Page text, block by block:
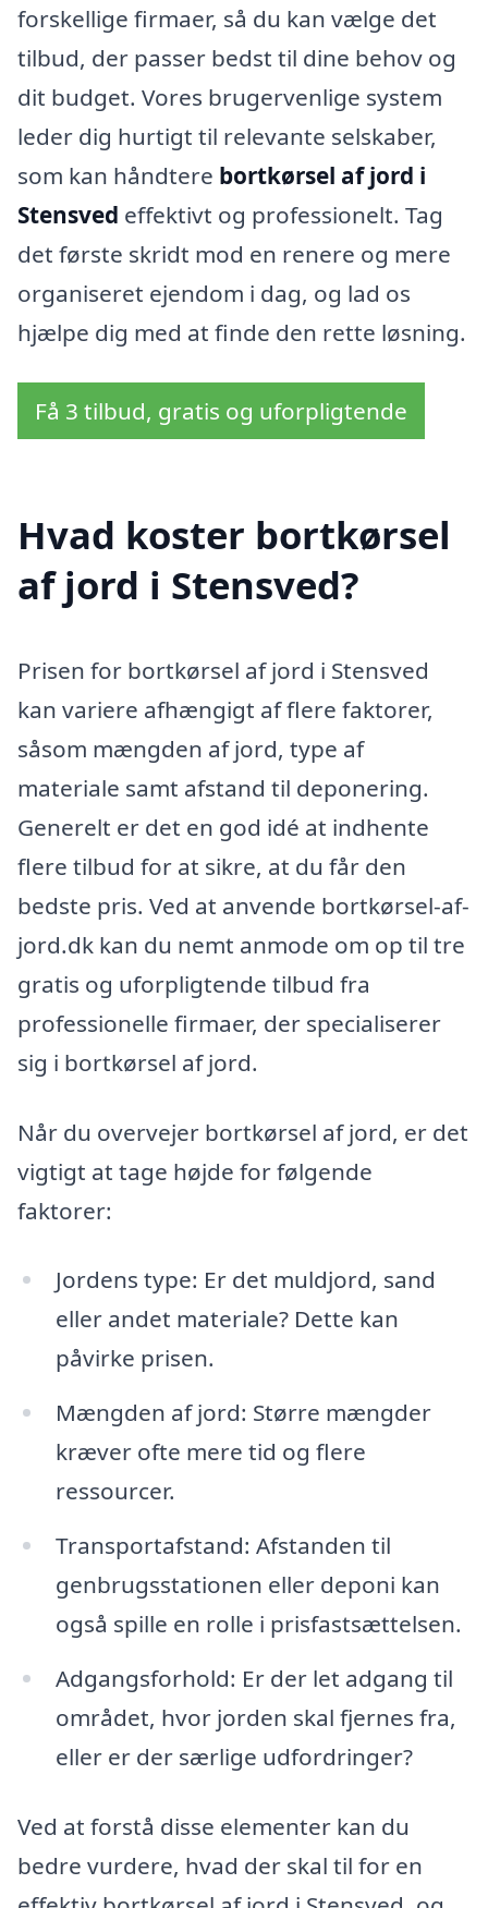
forskellige firmaer, så du kan vælge det
tilbud, der passer bedst til dine behov og
dit budget. Vores brugervenlige system
leder dig hurtigt til relevante selskaber,
som kan håndtere bortkørsel af jord i
Stensved effektivt og professionelt. Tag
det første skridt mod en renere og mere
organiseret ejendom i dag, og lad os
hjælpe dig med at finde den rette løsning.
Få 3 tilbud, gratis og uforpligtende
Hvad koster bortkørsel
af jord i Stensved?
Prisen for bortkørsel af jord i Stensved
kan variere afhængigt af flere faktorer,
såsom mængden af jord, type af
materiale samt afstand til deponering.
Generelt er det en god idé at indhente
flere tilbud for at sikre, at du får den
bedste pris. Ved at anvende bortkørsel-af-
jord.dk kan du nemt anmode om op til tre
gratis og uforpligtende tilbud fra
professionelle firmaer, der specialiserer
sig i bortkørsel af jord.
Når du overvejer bortkørsel af jord, er det
vigtigt at tage højde for følgende
faktorer:
Jordens type: Er det muldjord, sand
eller andet materiale? Dette kan
påvirke prisen.
Mængden af jord: Større mængder
kræver ofte mere tid og flere
ressourcer.
Transportafstand: Afstanden til
genbrugsstationen eller deponi kan
også spille en rolle i prisfastsættelsen.
Adgangsforhold: Er der let adgang til
området, hvor jorden skal fjernes fra,
eller er der særlige udfordringer?
Ved at forstå disse elementer kan du
bedre vurdere, hvad der skal til for en